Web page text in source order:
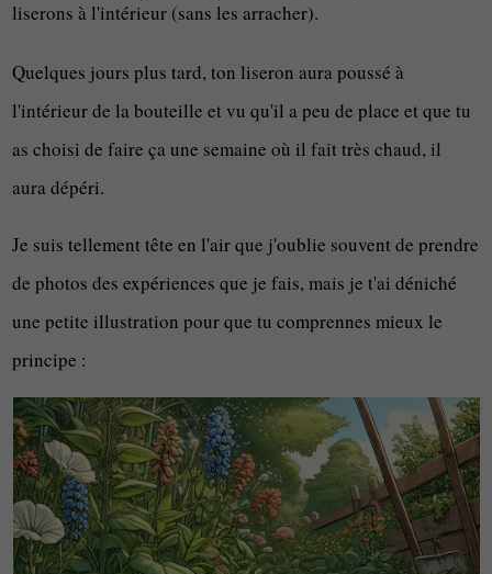
liserons à l'intérieur (sans les arracher).
Quelques jours plus tard, ton liseron aura poussé à
l'intérieur de la bouteille et vu qu'il a peu de place et que tu
as choisi de faire ça une semaine où il fait très chaud, il
aura dépéri.
Je suis tellement tête en l'air que j'oublie souvent de prendre
de photos des expériences que je fais, mais je t'ai déniché
une petite illustration pour que tu comprennes mieux le
principe :